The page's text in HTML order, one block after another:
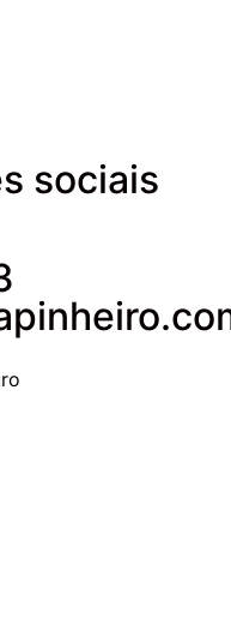
sociais